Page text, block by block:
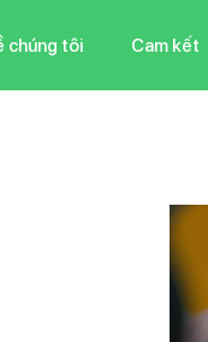
chúng tôi Cam kết